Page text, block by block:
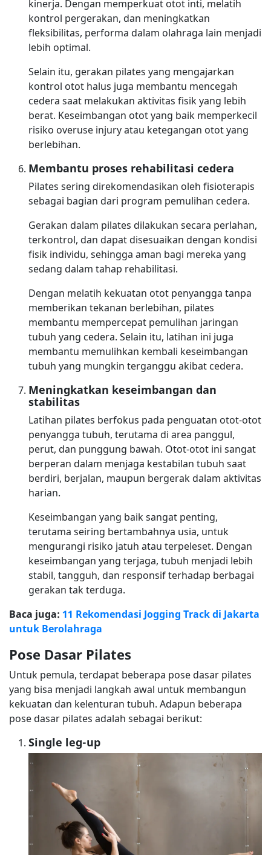
kinerja. Dengan memperkuat otot inti, melatih
kontrol pergerakan, dan meningkatkan
fleksibilitas, performa dalam olahraga lain menjadi
lebih optimal.
Selain itu, gerakan pilates yang mengajarkan
kontrol otot halus juga membantu mencegah
cedera saat melakukan aktivitas fisik yang lebih
berat. Keseimbangan otot yang baik memperkecil
risiko overuse injury atau ketegangan otot yang
berlebihan.
Membantu proses rehabilitasi cedera
Pilates sering direkomendasikan oleh fisioterapis
sebagai bagian dari program pemulihan cedera.
Gerakan dalam pilates dilakukan secara perlahan,
terkontrol, dan dapat disesuaikan dengan kondisi
fisik individu, sehingga aman bagi mereka yang
sedang dalam tahap rehabilitasi.
Dengan melatih kekuatan otot penyangga tanpa
memberikan tekanan berlebihan, pilates
membantu mempercepat pemulihan jaringan
tubuh yang cedera. Selain itu, latihan ini juga
membantu memulihkan kembali keseimbangan
tubuh yang mungkin terganggu akibat cedera.
Meningkatkan keseimbangan dan
stabilitas
Latihan pilates berfokus pada penguatan otot-otot
penyangga tubuh, terutama di area panggul,
perut, dan punggung bawah. Otot-otot ini sangat
berperan dalam menjaga kestabilan tubuh saat
berdiri, berjalan, maupun bergerak dalam aktivitas
harian.
Keseimbangan yang baik sangat penting,
terutama seiring bertambahnya usia, untuk
mengurangi risiko jatuh atau terpeleset. Dengan
keseimbangan yang terjaga, tubuh menjadi lebih
stabil, tangguh, dan responsif terhadap berbagai
gerakan tak terduga.
Baca juga: 11 Rekomendasi Jogging Track di Jakarta
untuk Berolahraga
Pose Dasar Pilates
Untuk pemula, terdapat beberapa pose dasar pilates
yang bisa menjadi langkah awal untuk membangun
kekuatan dan kelenturan tubuh. Adapun beberapa
pose dasar pilates adalah sebagai berikut:
Single leg-up